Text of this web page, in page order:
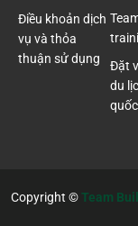
Điều khoản dịch
vụ và thỏa
thuận sử dụng
Đặt
du
quốc
Copyright ©Team